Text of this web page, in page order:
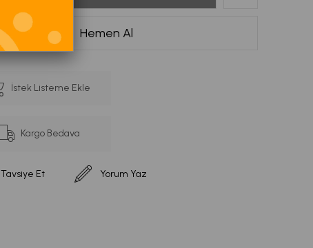
İstek Listeme Ekle
Kargo Bedava
Tavsiye Et Yorum Yaz